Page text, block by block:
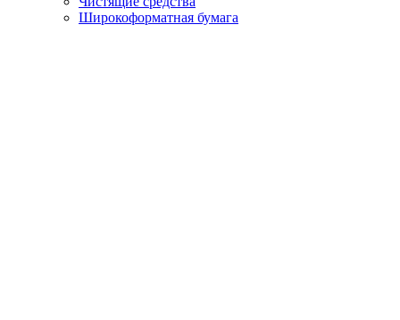
Широкоформатная бумага